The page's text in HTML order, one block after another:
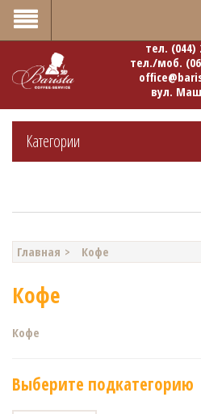
тел. (044)
тел./моб.
вул.
Категории
Главная Кофе
Кофе
Кофе
Выберите подкатегорию